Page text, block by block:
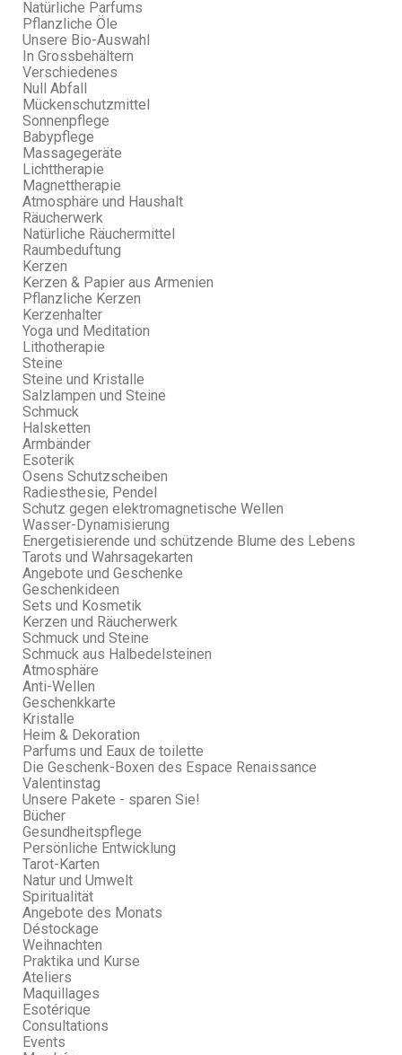
Natürliche Parfums
Pflanzliche Öle
Unsere Bio-Auswahl
In Grossbehältern
Verschiedenes
Null Abfall
Mückenschutzmittel
Sonnenpflege
Babypflege
Massagegeräte
Lichttherapie
Magnettherapie
Atmosphäre und Haushalt
Räucherwerk
Natürliche Räuchermittel
Raumbeduftung
Kerzen
Kerzen & Papier aus Armenien
Pflanzliche Kerzen
Kerzenhalter
Yoga und Meditation
Lithotherapie
Steine
Steine und Kristalle
Salzlampen und Steine
Schmuck
Halsketten
Armbänder
Esoterik
Osens Schutzscheiben
Radiesthesie, Pendel
Schutz gegen elektromagnetische Wellen
Wasser-Dynamisierung
Energetisierende und schützende Blume des Lebens
Tarots und Wahrsagekarten
Angebote und Geschenke
Geschenkideen
Sets und Kosmetik
Kerzen und Räucherwerk
Schmuck und Steine
Schmuck aus Halbedelsteinen
Atmosphäre
Anti-Wellen
Geschenkkarte
Kristalle
Heim & Dekoration
Parfums und Eaux de toilette
Die Geschenk-Boxen des Espace Renaissance
Valentinstag
Unsere Pakete - sparen Sie!
Bücher
Gesundheitspflege
Persönliche Entwicklung
Tarot-Karten
Natur und Umwelt
Spiritualität
Angebote des Monats
Déstockage
Weihnachten
Praktika und Kurse
Ateliers
Maquillages
Esotérique
Consultations
Events